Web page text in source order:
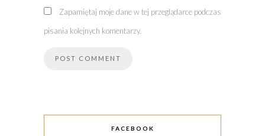
Zapamiętaj moje dane w tej przeglądarce podczas
pisania kolejnych komentarzy.
FACEBOOK